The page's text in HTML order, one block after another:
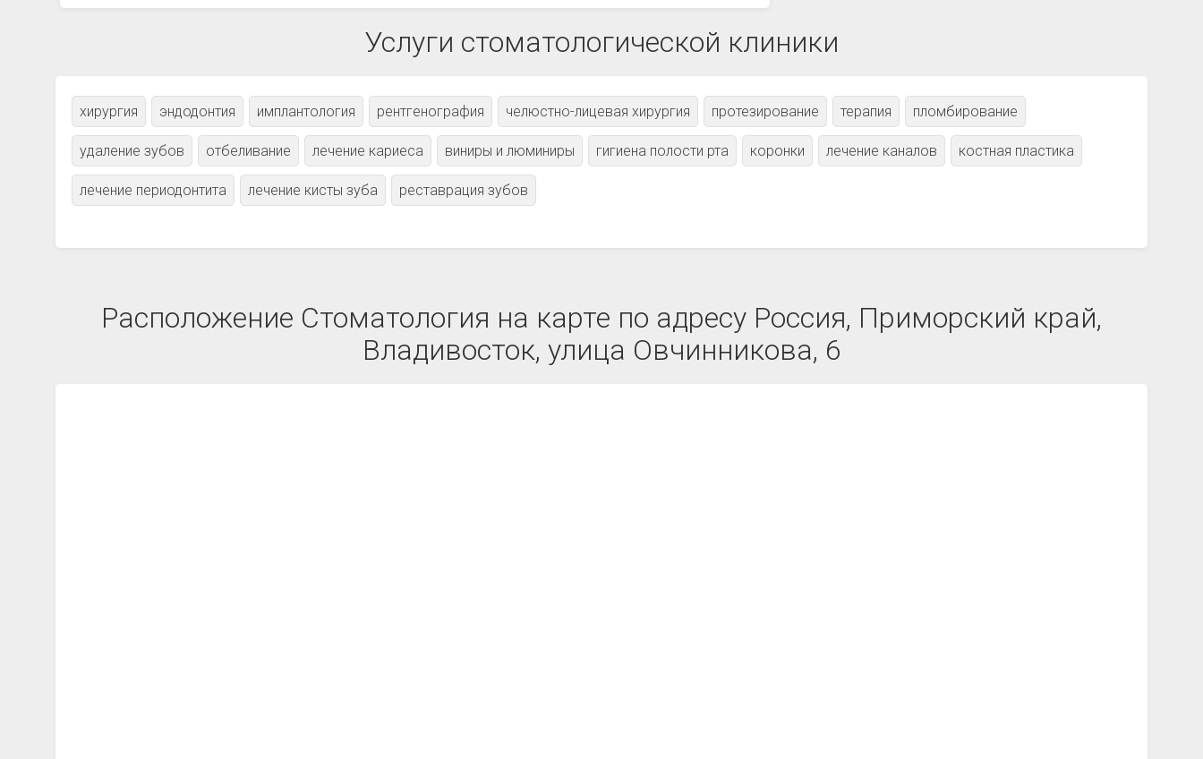
Услуги стоматологической клиники
хирургия эндодонтия имплантология рентгенография челюстно-лицевая хирургия протезирование терапия пломбирование
удаление зубов отбеливание лечение кариеса виниры и люминиры гигиена полости рта коронки лечение каналов костная пластика
лечение периодонтита лечение кисты зуба реставрация зубов
Расположение Стоматология на карте по адресу Россия, Приморский край,
Владивосток, улица Овчинникова, 6